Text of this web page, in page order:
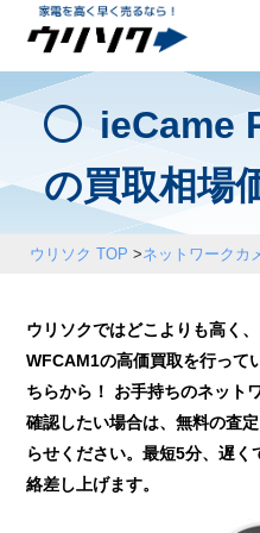
ieCame
の買取相場
ウリソク TOP >ネットワークカ
ウリソクではどこよりも高く
WFCAM1の高価買取を行って
ちらから！ お手持ちのネット
確認したい場合は、無料の査
らせください。最短5分、遅
絡差し上げます。